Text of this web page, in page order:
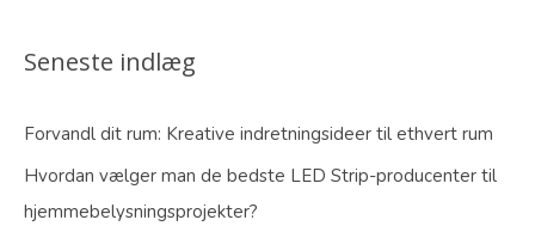
Seneste indlæg
Forvandl dit rum: Kreative indretningsideer til ethvert rum
Hvordan vælger man de bedste LED Strip-producenter til
hjemmebelysningsprojekter?